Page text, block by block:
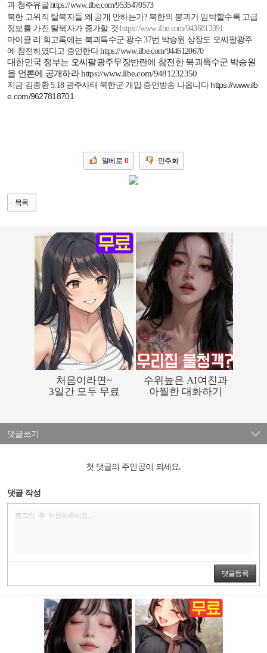
과 청주유골https://www.ilbe.com/9535470573
북한 고위직 탈북자들 왜 공개 안하는가? 북한의 붕괴가 임박할수록 고급
정보를 가진 탈북자가 증가할 것https://www.ilbe.com/9436813391
마이클 리 회고록에는 북괴특수군 광수 37번 박승원 상장도 오씨팔광주
에 참전하였다고 증언한다 https://www.ilbe.com/9446120670
대한민국 정부는 오씨팔광주무장반란에 참전한 북괴특수군 박승원
을 언론에 공개하라 https://www.ilbe.com/9481232350
지금 김종환 5.18 광주사태 북한군 개입 증언방송 나옵니다 https://www.ilb
e.com/9627818701
일베로 0 민주화
목록
댓글쓰기
첫 댓글의 주인공이 되세요.
댓글 작성
댓글등록